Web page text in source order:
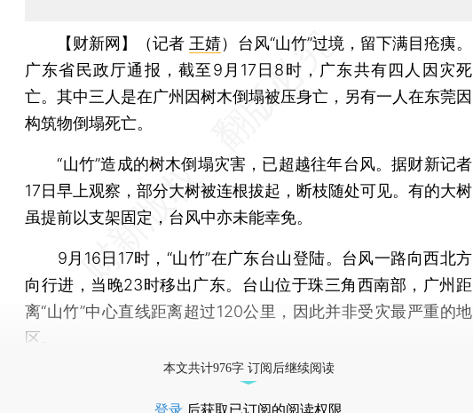
【财新网】（记者 王婧） 台风“山竹”过境，留下满目疮痍。
广东省民政厅通报，截至9月17日8时，广东共有四人因灾死
亡。其中三人是在广州因树木倒塌被压身亡，另有一人在东莞因
构筑物倒塌死亡。
“山竹”造成的树木倒塌灾害，已超越往年台风。据财新记者
17日早上观察，部分大树被连根拔起，断枝随处可见。有的大树
虽提前以支架固定，台风中亦未能幸免。
9月16日17时，“山竹”在广东台山登陆。台风一路向西北方
向行进，当晚23时移出广东。台山位于珠三角西南部，广州距
离“山竹”中心直线距离超过120公里，因此并非受灾最严重的地
区。
本文共计976字 订阅后继续阅读
登录 后获取已订阅的阅读权限